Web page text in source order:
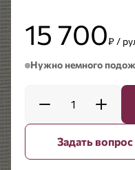
15 700₽ /
Нужно немного
1
Задать